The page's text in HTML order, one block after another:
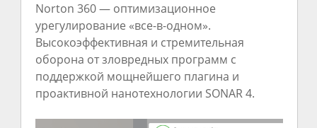
Norton 360 — оптимизационное
урегулирование «все-в-одном».
Высокоэффективная и стремительная
оборона от зловредных программ с
поддержкой мощнейшего плагина и
проактивной нанотехнологии SONAR 4.